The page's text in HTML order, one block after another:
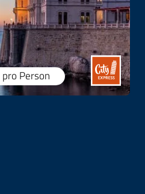
pro Person